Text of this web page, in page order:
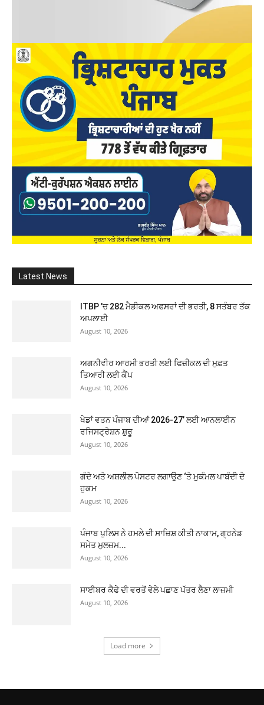
Latest News
ITBP ’ਚ 282 ਮੈਡੀਕਲ ਅਫਸਰਾਂ ਦੀ ਭਰਤੀ, 8 ਸਤੰਬਰ ਤੱਕ
ਅਪਲਾਈ
August 10, 2026
ਅਗਨੀਵੀਰ ਆਰਮੀ ਭਰਤੀ ਲਈ ਫਿਜ਼ੀਕਲ ਦੀ ਮੁਫ਼ਤ
ਤਿਆਰੀ ਲਈ ਕੈਂਪ
August 10, 2026
ਖੇਡਾਂ ਵਤਨ ਪੰਜਾਬ ਦੀਆਂ 2026-27’ ਲਈ ਆਨਲਾਈਨ
ਰਜਿਸਟ੍ਰੇਸ਼ਨ ਸ਼ੁਰੂ
August 10, 2026
ਗੰਦੇ ਅਤੇ ਅਸ਼ਲੀਲ ਪੋਸਟਰ ਲਗਾਉਣ ‘ਤੇ ਮੁਕੰਮਲ ਪਾਬੰਦੀ ਦੇ
ਹੁਕਮ
August 10, 2026
ਪੰਜਾਬ ਪੁਲਿਸ ਨੇ ਹਮਲੇ ਦੀ ਸਾਜ਼ਿਸ਼ ਕੀਤੀ ਨਾਕਾਮ, ਗ੍ਰਨੇਡ
ਸਮੇਤ ਮੁਲਜ਼ਮ...
August 10, 2026
ਸਾਈਬਰ ਕੈਫੇ ਦੀ ਵਰਤੋਂ ਵੇਲੇ ਪਛਾਣ ਪੱਤਰ ਲੈਣਾ ਲਾਜ਼ਮੀ
August 10, 2026
Load more